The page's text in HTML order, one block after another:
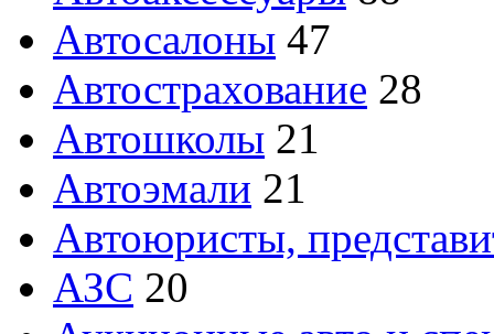
Автосалоны 47
Автострахование 28
Автошколы 21
Автоэмали 21
Автоюристы,
АЗС 20